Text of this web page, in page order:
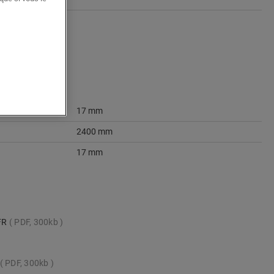
17 mm
2400 mm
17 mm
PDF, 300kb
PDF, 300kb